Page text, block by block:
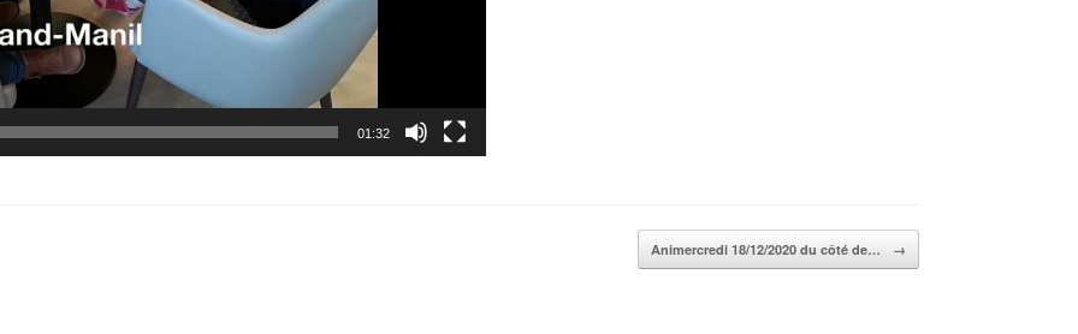
01:32
Animercredi 18/12/2020 du côté de… →